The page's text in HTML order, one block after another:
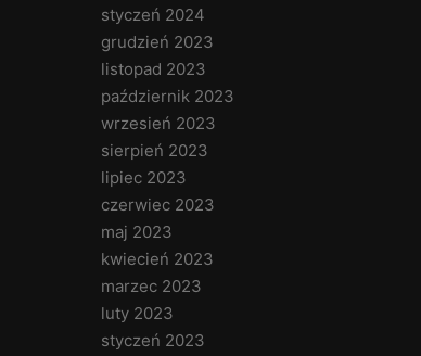
styczeń 2024
grudzień 2023
listopad 2023
październik 2023
wrzesień 2023
sierpień 2023
lipiec 2023
czerwiec 2023
maj 2023
kwiecień 2023
marzec 2023
luty 2023
styczeń 2023